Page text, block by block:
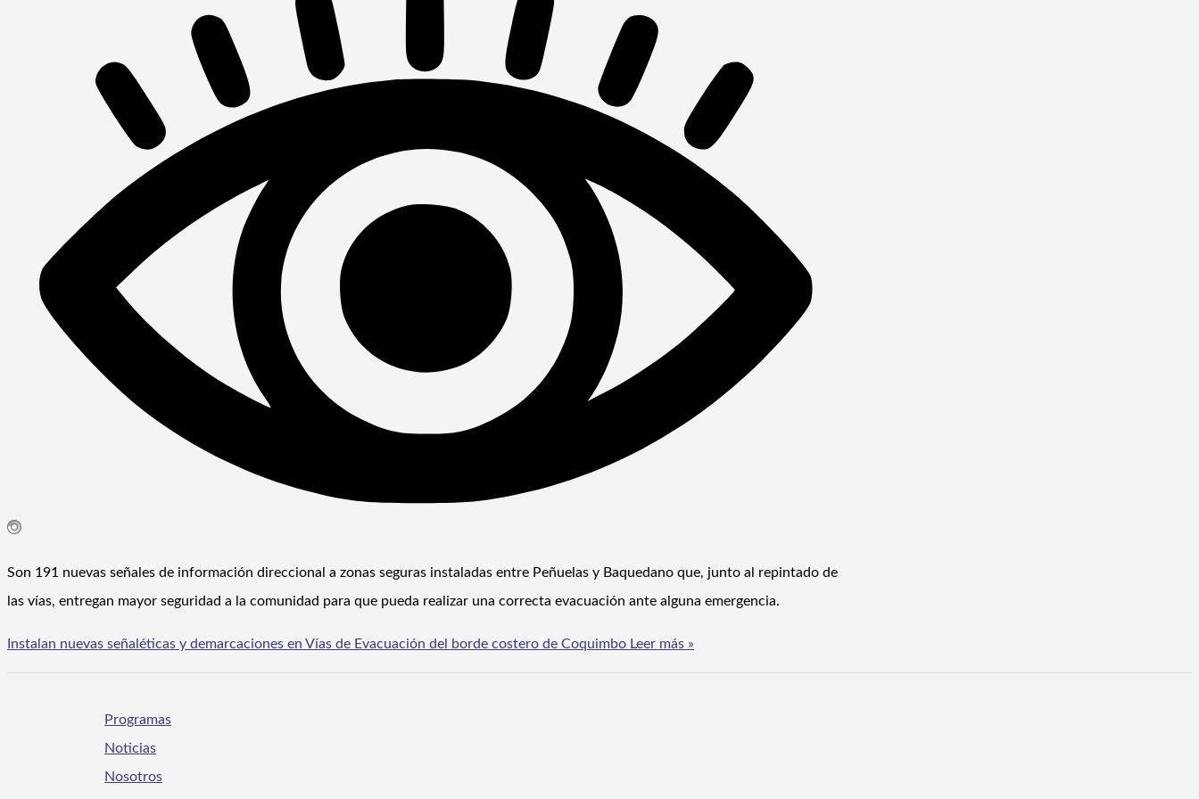
Son 191 nuevas señales de información direccional a zonas seguras instaladas entre Peñuelas y Baquedano que, junto al repintado de
las vías, entregan mayor seguridad a la comunidad para que pueda realizar una correcta evacuación ante alguna emergencia.
Instalan nuevas señaléticas y demarcaciones en Vías de Evacuación del borde costero de Coquimbo Leer más »
Programas
Noticias
Nosotros